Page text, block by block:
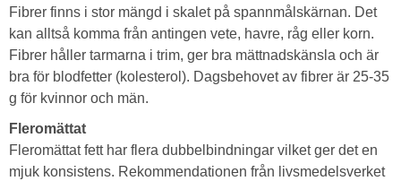
Fibrer finns i stor mängd i skalet på spannmålskärnan. Det
kan alltså komma från antingen vete, havre, råg eller korn.
Fibrer håller tarmarna i trim, ger bra mättnadskänsla och är
bra för blodfetter (kolesterol). Dagsbehovet av fibrer är 25-35
g för kvinnor och män.
Fleromättat
Fleromättat fett har flera dubbelbindningar vilket ger det en
mjuk konsistens. Rekommendationen från livsmedelsverket